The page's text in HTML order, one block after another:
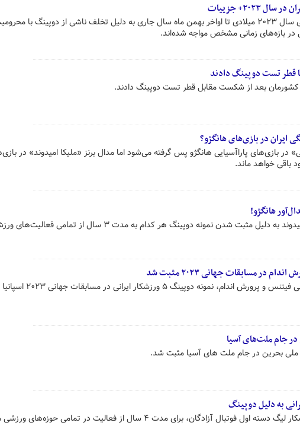
۱۶ ورزشکار ایرانی از ابتدای سال ۲۰۲۳ میلادی تا اواخر بهمن ماه سال جاری به دلیل تخلف ناشی از دوپینگ با
بازه‌های زمانی مشخص مواجه شده‌اند.
ایران در بازی‌های هانگژو؟
در بازی‌های پاراآسیایی هانگژو پس گرفته می‌شود اما مدال برنز «ملیکا امیدوند» در
باقی خواهد ماند.
سارا عبدالملکی و ملیکا امیدوند به دلیل مثبت شدن نمونه دوپینگ هر کدام به مدت ۳ سال از تمامی
طبق اعلام فدراسیون جهانی فیتنس و پرورش اندام، نمونه
جام ملت‌های آسیا
ملی بحرین در جام ملت های آسیا مثبت شد.
به دلیل دوپینگ
محمدحسین حیدری ورزشکار لیگ دسته اول فوتبال آزادگان، برای مدت ۴ سال از فعالیت در تمامی